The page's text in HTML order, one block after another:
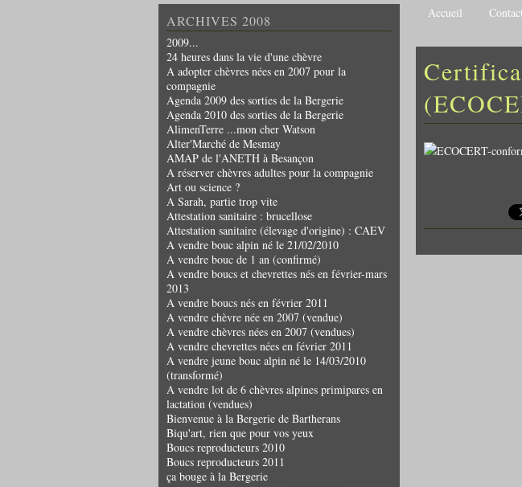
ARCHIVES 2008
2009...
24 heures dans la vie d'une chèvre
A adopter chèvres nées en 2007 pour la
compagnie
Agenda 2009 des sorties de la Bergerie
Agenda 2010 des sorties de la Bergerie
AlimenTerre ...mon cher Watson
Alter'Marché de Mesmay
AMAP de l'ANETH à Besançon
A réserver chèvres adultes pour la compagnie
Art ou science ?
A Sarah, partie trop vite
Attestation sanitaire : brucellose
Attestation sanitaire (élevage d'origine) : CAEV
A vendre bouc alpin né le 21/02/2010
A vendre bouc de 1 an (confirmé)
A vendre boucs et chevrettes nés en février-mars
2013
A vendre boucs nés en février 2011
A vendre chèvre née en 2007 (vendue)
A vendre chèvres nées en 2007 (vendues)
A vendre chevrettes nées en février 2011
A vendre jeune bouc alpin né le 14/03/2010
(transformé)
A vendre lot de 6 chèvres alpines primipares en
lactation (vendues)
Bienvenue à la Bergerie de Bartherans
Biqu'art, rien que pour vos yeux
Boucs reproducteurs 2010
Boucs reproducteurs 2011
ça bouge à la Bergerie
Accueil Contact